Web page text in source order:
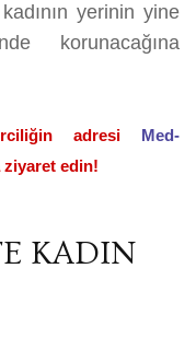
yerinin yine
korunacağına
adresi
Med-
ziyaret edin!
KADIN